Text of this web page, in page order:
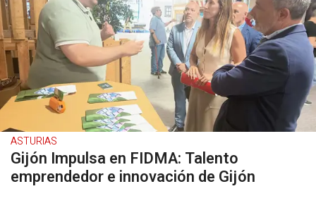
ASTURIAS
Gijón Impulsa en FIDMA: Talento
emprendedor e innovación de Gijón